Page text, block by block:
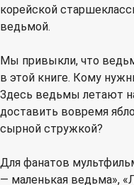
корейской
ведьмой.
Мы привыкли, что
в этой книге. Кому
Здесь ведьмы летают
доставить вовремя
сырной стружкой?
Для фанатов
— маленькая ведьма»,